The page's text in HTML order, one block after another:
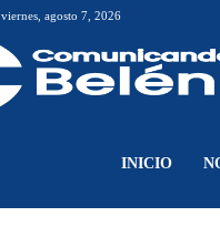
viernes, agosto 7, 2026
INICIO